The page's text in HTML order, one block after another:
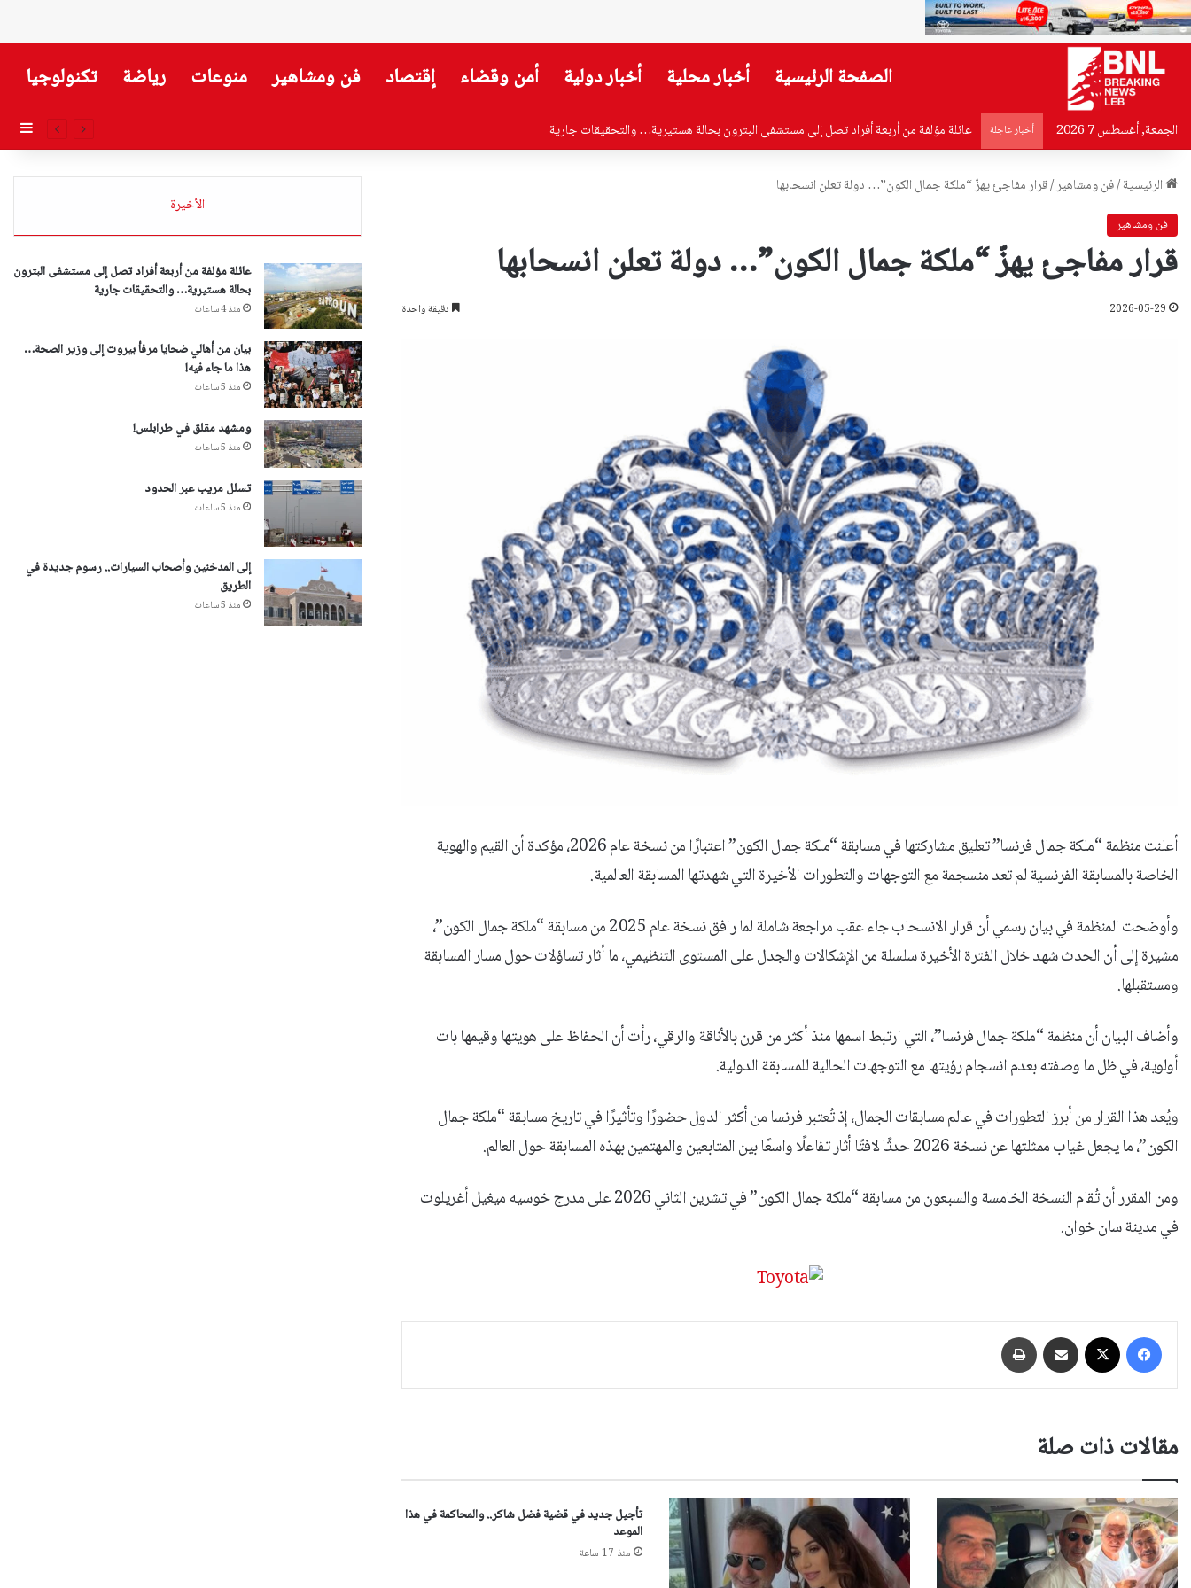
الصفحة الرئيسية أخبار محلية أخبار دولية أمن وقضاء إقتصاد فن ومشاهير منوعات رياضة تكنولوجيا
الجمعة, أغسطس 7 2026 أخبار عاجلة بيان من أهالي ضحايا مرفأ بيروت إلى وزير الصحة…هذا ما جاء فيه!
الرئيسية/فن ومشاهير/قرار مفاجئ يهزّ “ملكة جمال الكون”… دولة تعلن انسحابها
فن ومشاهير
قرار مفاجئ يهزّ “ملكة جمال الكون”… دولة تعلن انسحابها
2026-05-29 دقيقة واحدة
أعلنت منظمة “ملكة جمال فرنسا” تعليق مشاركتها في مسابقة “ملكة جمال الكون” اعتبارًا من نسخة عام 2026، مؤكدة أن القيم والهوية
الخاصة بالمسابقة الفرنسية لم تعد منسجمة مع التوجهات والتطورات الأخيرة التي شهدتها المسابقة العالمية.
وأوضحت المنظمة في بيان رسمي أن قرار الانسحاب جاء عقب مراجعة شاملة لما رافق نسخة عام 2025 من مسابقة “ملكة جمال الكون”،
مشيرة إلى أن الحدث شهد خلال الفترة الأخيرة سلسلة من الإشكالات والجدل على المستوى التنظيمي، ما أثار تساؤلات حول مسار المسابقة
ومستقبلها.
وأضاف البيان أن منظمة “ملكة جمال فرنسا”، التي ارتبط اسمها منذ أكثر من قرن بالأناقة والرقي، رأت أن الحفاظ على هويتها وقيمها بات
أولوية، في ظل ما وصفته بعدم انسجام رؤيتها مع التوجهات الحالية للمسابقة الدولية.
ويُعد هذا القرار من أبرز التطورات في عالم مسابقات الجمال، إذ تُعتبر فرنسا من أكثر الدول حضورًا وتأثيرًا في تاريخ مسابقة “ملكة جمال
الكون”، ما يجعل غياب ممثلتها عن نسخة 2026 حدثًا لافتًا أثار تفاعلًا واسعًا بين المتابعين والمهتمين بهذه المسابقة حول العالم.
ومن المقرر أن تُقام النسخة الخامسة والسبعون من مسابقة “ملكة جمال الكون” في تشرين الثاني 2026 على مدرج خوسيه ميغيل أغريلوت
في مدينة سان خوان.
فيسبوك مشاركة عبر البريد
مقالات ذات صلة
تأجيل جديد في قضية فضل شاكر.. والمحاكمة في هذا
الموعد
منذ 17 ساعة
الأخيرة
عائلة مؤلفة من أربعة أفراد تصل إلى مستشفى البترون
بحالة هستيرية… والتحقيقات جارية
منذ 4 ساعات
بيان من أهالي ضحايا مرفأ بيروت إلى وزير الصحة…
هذا ما جاء فيه!
منذ 5 ساعات
ومشهد مقلق في طرابلس!
منذ 5 ساعات
تسلل مريب عبر الحدود
منذ 5 ساعات
إلى المدخنين وأصحاب السيارات.. رسوم جديدة في
الطريق
منذ 5 ساعات